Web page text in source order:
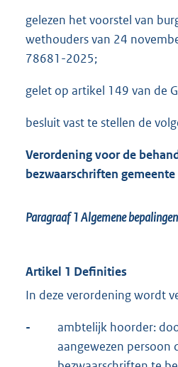
gelezen het voorstel van
wethouders van 24
78681-2025;
gelet op artikel 149 van de
besluit vast te stellen de
Verordening voor de
bezwaarschriften
Paragraaf 1Algemene bepalingen
Artikel 1 Definities
In deze verordening wordt
-
ambtelijk hoorder:
aangewezen persoon